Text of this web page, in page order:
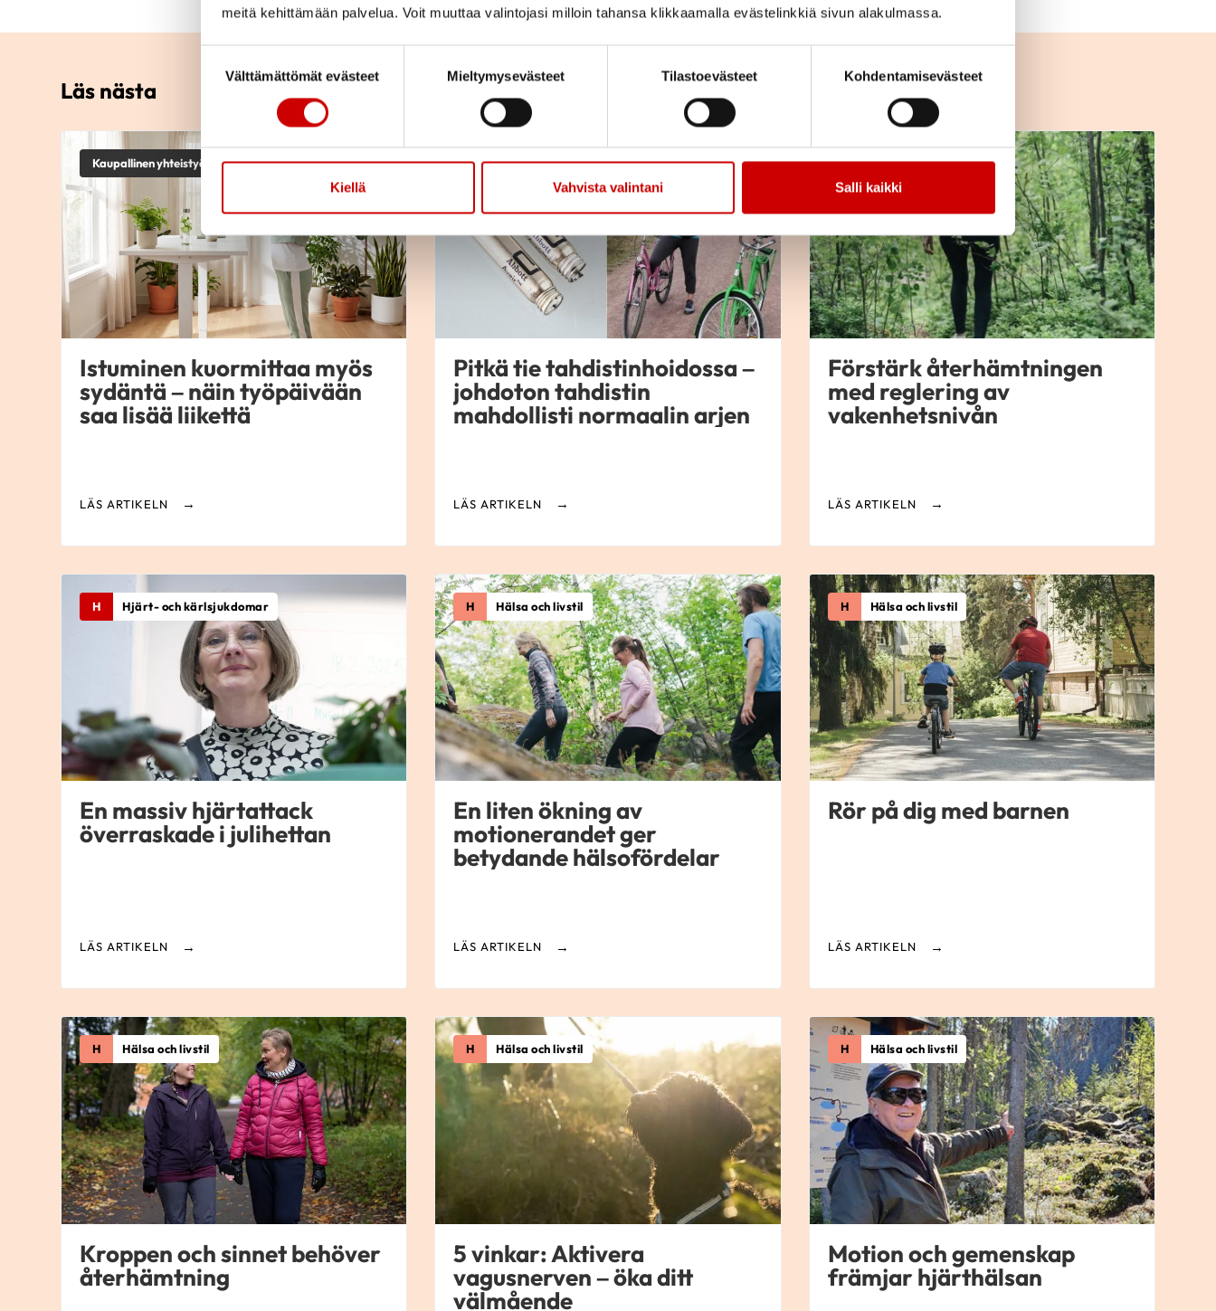
meitä kehittämään palvelua. Voit muuttaa valintojasi milloin tahansa klikkaamalla evästelinkkiä sivun alakulmassa.
Välttämättömät evästeet
Mieltymysevästeet Tilastoevästeet Kohdentamisevästeet
Kiellä Vahvista valintani Salli kaikki
Läs nästa
Kaupallinen yhteistyö
Istuminen kuormittaa myös
sydäntä – näin työpäivään
saa lisää liikettä
LÄS ARTIKELN
Kaupallinen yhteistyö
Pitkä tie tahdistinhoidossa –
johdoton tahdistin
mahdollisti normaalin arjen
LÄS ARTIKELN
H Hälsa och livstil
Förstärk återhämtningen
med reglering av
vakenhetsnivån
LÄS ARTIKELN
H Hjärt- och kärlsjukdomar
En massiv hjärtattack
överraskade i julihettan
LÄS ARTIKELN
H Hälsa och livstil
En liten ökning av
motionerandet ger
betydande hälsofördelar
LÄS ARTIKELN
H Hälsa och livstil
Rör på dig med barnen
LÄS ARTIKELN
H Hälsa och livstil
Kroppen och sinnet behöver
återhämtning
H Hälsa och livstil
5 vinkar: Aktivera
vagusnerven – öka ditt
välmående
H Hälsa och livstil
Motion och gemenskap
främjar hjärthälsan